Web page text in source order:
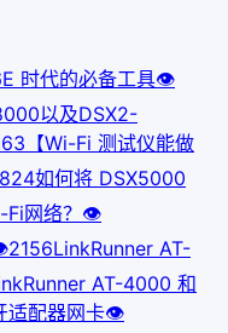
时代的必备工具👁
以及DSX2-
3 【Wi-Fi 测试仪能做
4如何将 DSX5000
网络？ 👁
2156LinkRunner AT-
AT-4000 和
适配器网卡👁